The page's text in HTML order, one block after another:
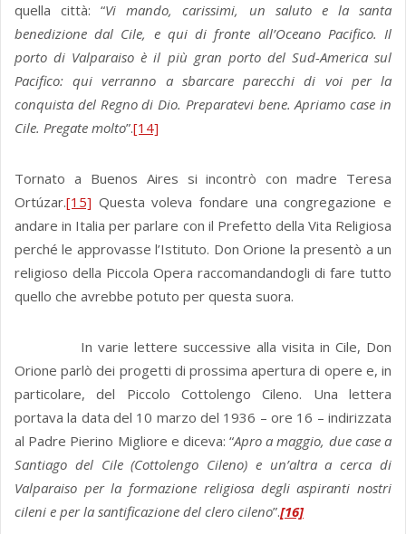
quella città: “Vi mando, carissimi, un saluto e la santa
benedizione dal Cile, e qui di fronte all’Oceano Pacifico. Il
porto di Valparaiso è il più gran porto del Sud-America sul
Pacifico: qui verranno a sbarcare parecchi di voi per la
conquista del Regno di Dio. Preparatevi bene. Apriamo case in
Cile. Pregate molto”.[14]
Tornato a Buenos Aires si incontrò con madre Teresa
Ortúzar.[15] Questa voleva fondare una congregazione e
andare in Italia per parlare con il Prefetto della Vita Religiosa
perché le approvasse l’Istituto. Don Orione la presentò a un
religioso della Piccola Opera raccomandandogli di fare tutto
quello che avrebbe potuto per questa suora.
In varie lettere successive alla visita in Cile, Don
Orione parlò dei progetti di prossima apertura di opere e, in
particolare, del Piccolo Cottolengo Cileno. Una lettera
portava la data del 10 marzo del 1936 – ore 16 – indirizzata
al Padre Pierino Migliore e diceva: “Apro a maggio, due case a
Santiago del Cile (Cottolengo Cileno) e un’altra a cerca di
Valparaiso per la formazione religiosa degli aspiranti nostri
cileni e per la santificazione del clero cileno”.[16]